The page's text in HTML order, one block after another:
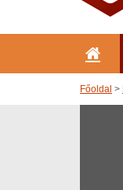
Főoldal >